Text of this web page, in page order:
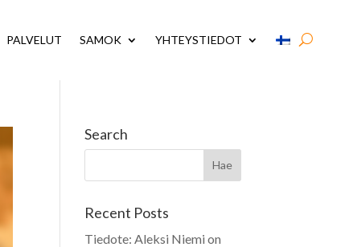
PALVELUT SAMOK YHTEYSTIEDOT
Search
Recent Posts
Tiedote: Aleksi Niemi on